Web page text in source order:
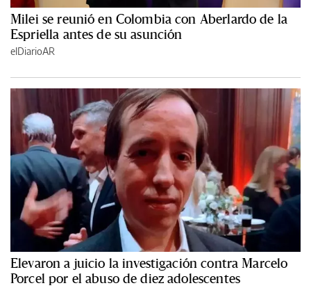
Milei se reunió en Colombia con Aberlardo de la
Espriella antes de su asunción
elDiarioAR
Elevaron a juicio la investigación contra Marcelo
Porcel por el abuso de diez adolescentes